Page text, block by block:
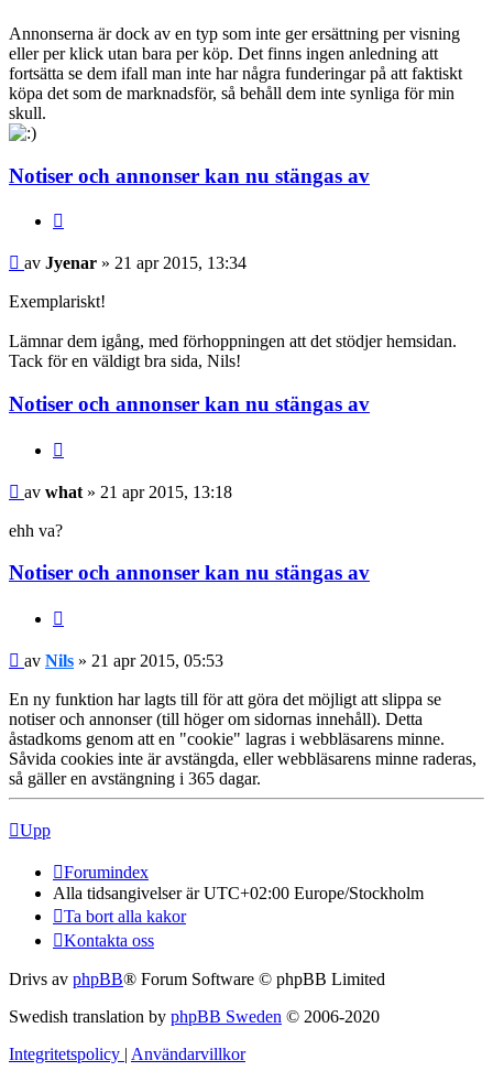
Annonserna är dock av en typ som inte ger ersättning per visning
eller per klick utan bara per köp. Det finns ingen anledning att
fortsätta se dem ifall man inte har några funderingar på att faktiskt
köpa det som de marknadsför, så behåll dem inte synliga för min
skull.
Notiser och annonser kan nu stängas av
av Jyenar » 21 apr 2015, 13:34
Exemplariskt!
Lämnar dem igång, med förhoppningen att det stödjer hemsidan.
Tack för en väldigt bra sida, Nils!
Notiser och annonser kan nu stängas av
av what » 21 apr 2015, 13:18
ehh va?
Notiser och annonser kan nu stängas av
av Nils » 21 apr 2015, 05:53
En ny funktion har lagts till för att göra det möjligt att slippa se
notiser och annonser (till höger om sidornas innehåll). Detta
åstadkoms genom att en "cookie" lagras i webbläsarens minne.
Såvida cookies inte är avstängda, eller webbläsarens minne raderas,
så gäller en avstängning i 365 dagar.
Upp
Forumindex
Alla tidsangivelser är UTC+02:00 Europe/Stockholm
Ta bort alla kakor
Kontakta oss
Drivs av phpBB® Forum Software © phpBB Limited
Swedish translation by phpBB Sweden © 2006-2020
Integritetspolicy | Användarvillkor